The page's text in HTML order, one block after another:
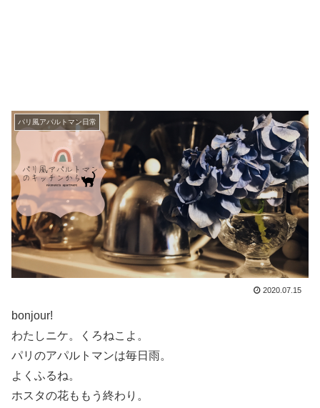
パリ風アパルトマン日常
2020.07.15
bonjour!
わたしニケ。くろねこよ。
パリのアパルトマンは毎日雨。
よくふるね。
ホスタの花ももう終わり。